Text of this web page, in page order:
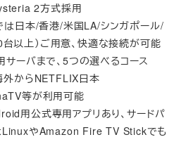
2方式採用
は日本/香港/米国LA/シンガポール/
以上）ご用意、快適な接続が可能
ーバまで、5つの選べるコース
外からNETFLIX日本
等が利用可能
用公式専用アプリあり、サードパ
LinuxやAmazon Fire TV Stickでも